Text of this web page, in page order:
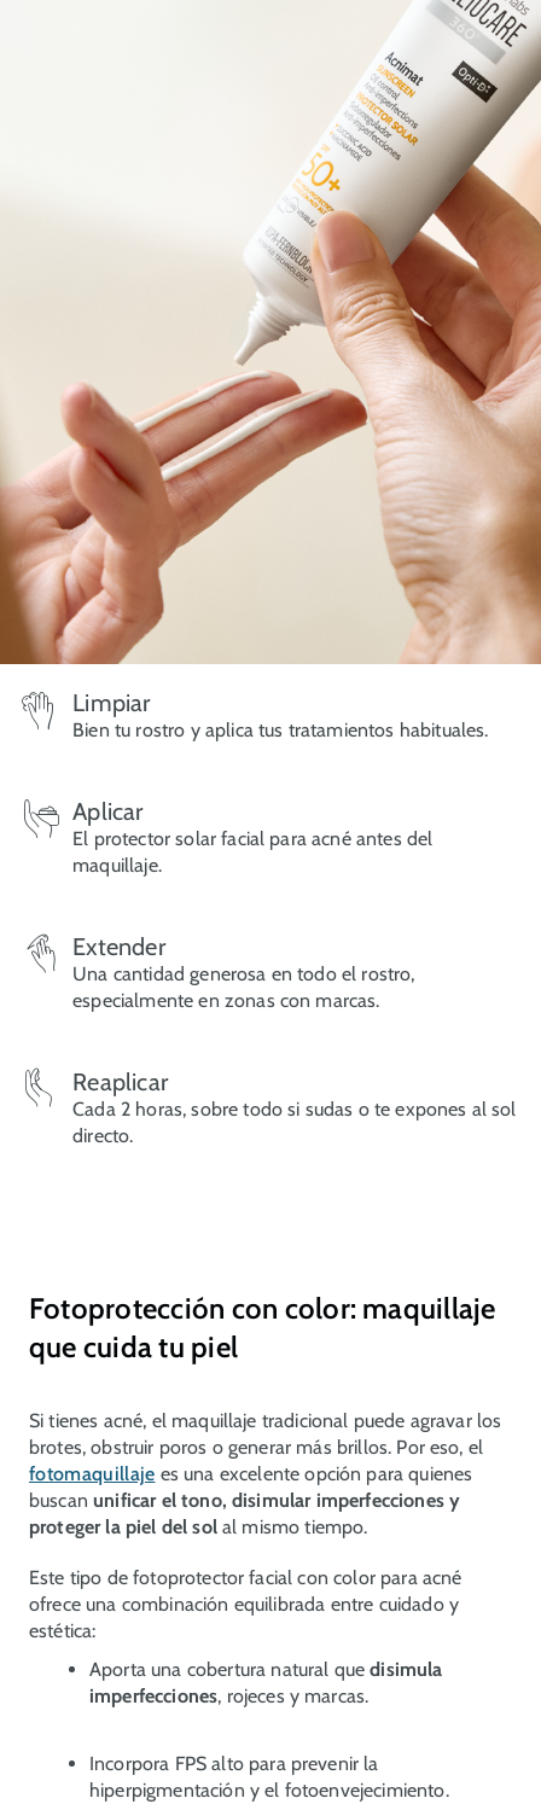
Limpiar
Bien tu rostro y aplica tus tratamientos habituales.
Aplicar
El protector solar facial para acné antes del
maquillaje.
Extender
Una cantidad generosa en todo el rostro,
especialmente en zonas con marcas.
Reaplicar
Cada 2 horas, sobre todo si sudas o te expones al sol
directo.
Fotoprotección con color: maquillaje
que cuida tu piel
Si tienes acné, el maquillaje tradicional puede agravar los
brotes, obstruir poros o generar más brillos. Por eso, el
fotomaquillaje es una excelente opción para quienes
buscanunificar el tono, disimular imperfecciones y
proteger la piel del solal mismo tiempo.
Este tipo de fotoprotector facial con color para acné
ofrece una combinación equilibrada entre cuidado y
estética:
Aporta una cobertura natural quedisimula
imperfecciones, rojeces y marcas.
Incorpora FPS alto para prevenir la
hiperpigmentación y el fotoenvejecimiento.